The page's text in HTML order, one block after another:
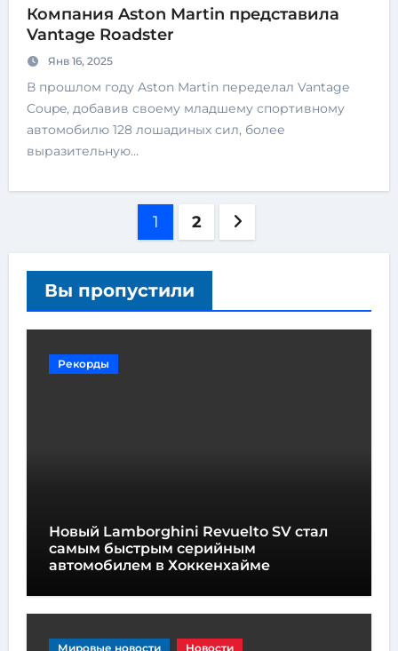
Компания Aston Martin представила
Vantage Roadster
Янв 16, 2025
В прошлом году Aston Martin переделал Vantage
Coupe, добавив своему младшему спортивному
автомобилю 128 лошадиных сил, более
выразительную…
1 2
Вы пропустили
Рекорды
Новый Lamborghini Revuelto SV стал
самым быстрым серийным
автомобилем в Хоккенхайме
Мировые новости Новости